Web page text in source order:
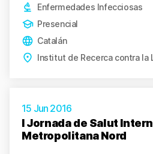
Enfermedades Infecciosas
Presencial
Catalán
15 Jun 2016
I Jornada de Salut
Metropolitana Nord